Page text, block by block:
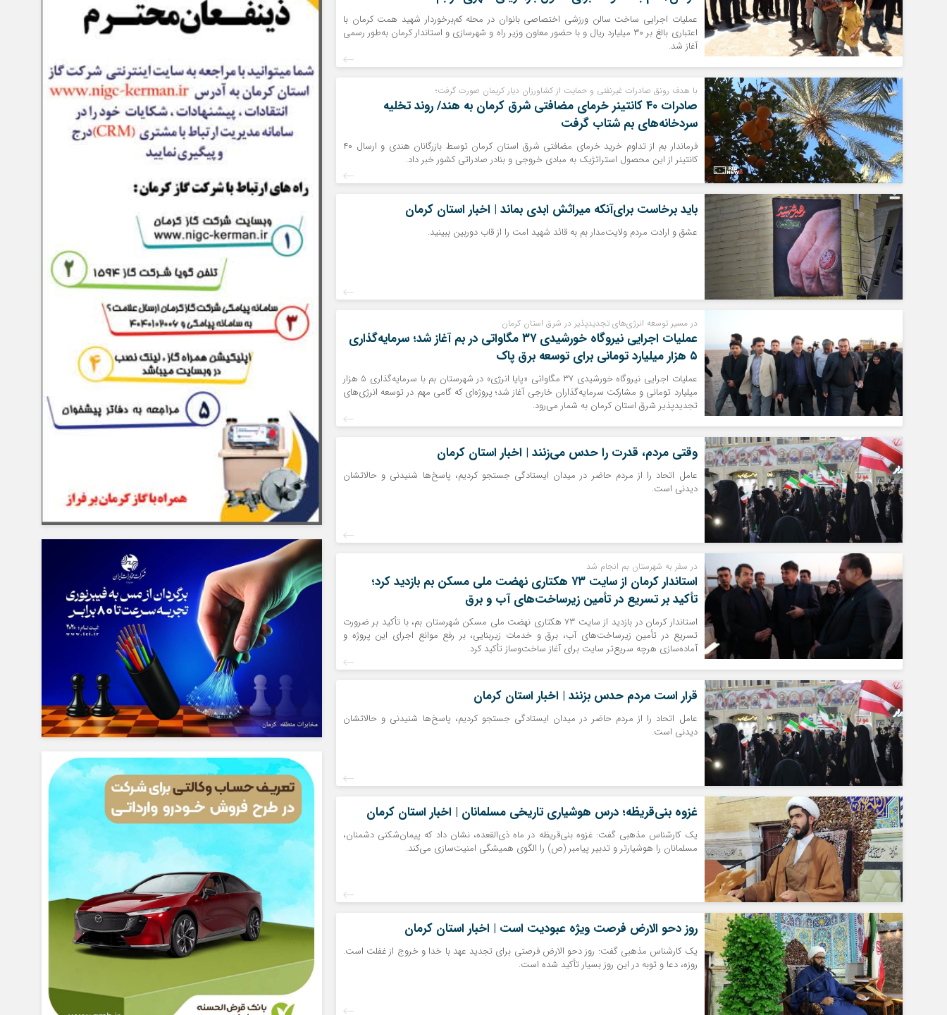
عملیات اجرایی ساخت سالن ورزشی اختصاصی بانوان در محله کم‌برخوردار شهید همت کرمان با
اعتباری بالغ بر ۳۰ میلیارد ریال و با حضور معاون وزیر راه و شهرسازی و استاندار کرمان به‌طور رسمی
آغاز شد.
با هدف رونق صادرات غیرنفتی و حمایت از کشاورزان دیار کریمان صورت گرفت؛
صادرات ۴۰ کانتینر خرمای مضافتی شرق کرمان به هند/ روند تخلیه
سردخانه‌های بم شتاب گرفت
فرماندار بم از تداوم خرید خرمای مضافتی شرق استان کرمان توسط بازرگانان هندی و ارسال ۴۰
کانتینر از این محصول استراتژیک به مبادی خروجی و بنادر صادراتی کشور خبر داد.
باید برخاست برای‌آنکه میراثش ابدی بماند | اخبار استان کرمان
عشق و ارادت مردم ولایت‌مدار بم به قائد شهید امت را از قاب دوربین ببینید.
در مسیر توسعه انرژی‌های تجدیدپذیر در شرق استان کرمان
عملیات اجرایی نیروگاه خورشیدی ۳۷ مگاواتی در بم آغاز شد؛ سرمایه‌گذاری
۵ هزار میلیارد تومانی برای توسعه برق پاک
عملیات اجرایی نیروگاه خورشیدی ۳۷ مگاواتی «پایا انرژی» در شهرستان بم با سرمایه‌گذاری ۵ هزار
میلیارد تومانی و مشارکت سرمایه‌گذاران خارجی آغاز شد؛ پروژه‌ای که گامی مهم در توسعه انرژی‌های
تجدیدپذیر شرق استان کرمان به شمار می‌رود.
وقتی مردم، قدرت را حدس می‌زنند | اخبار استان کرمان
عامل اتحاد را از مردم حاضر در میدان ایستادگی جستجو کردیم، پاسخ‌ها شنیدنی و حالاتشان
دیدنی است.
در سفر به شهرستان بم انجام شد
استاندار کرمان از سایت ۷۳ هکتاری نهضت ملی مسکن بم بازدید کرد؛
تأکید بر تسریع در تأمین زیرساخت‌های آب و برق
استاندار کرمان در بازدید از سایت ۷۳ هکتاری نهضت ملی مسکن شهرستان بم، با تأکید بر ضرورت
تسریع در تأمین زیرساخت‌های آب، برق و خدمات زیربنایی، بر رفع موانع اجرای این پروژه و
آماده‌سازی هرچه سریع‌تر سایت برای آغاز ساخت‌وساز تأکید کرد.
قرار است مردم حدس بزنند | اخبار استان کرمان
عامل اتحاد را از مردم حاضر در میدان ایستادگی جستجو کردیم، پاسخ‌ها شنیدنی و حالاتشان
دیدنی است.
غزوه بنی‌قریظه؛ درس هوشیاری تاریخی مسلمانان | اخبار استان کرمان
یک کارشناس مذهبی گفت: غزوه بنی‌قریظه در ماه ذی‌القعده، نشان داد که پیمان‌شکنی دشمنان،
مسلمانان را هوشیارتر و تدبیر پیامبر (ص) را الگوی همیشگی امنیت‌سازی می‌کند.
روز دحو الارض فرصت ویژه عبودیت است | اخبار استان کرمان
یک کارشناس مذهبی گفت: روز دحو الارض فرصتی برای تجدید عهد با خدا و خروج از غفلت است.
روزه، دعا و توبه در این روز بسیار تأکید شده است.